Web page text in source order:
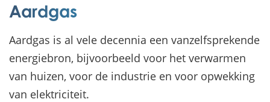
Aardgas
Aardgas is al vele decennia een vanzelfsprekende
energiebron, bijvoorbeeld voor het verwarmen
van huizen, voor de industrie en voor opwekking
van elektriciteit.